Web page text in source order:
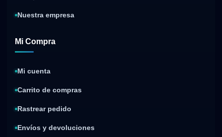
Nuestra empresa
Mi Compra
Mi cuenta
Carrito de compras
Rastrear pedido
Envíos y devoluciones